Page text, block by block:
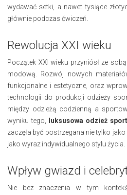
wydawać setki, a nawet tysiące
głównie podczas ćwiczeń.
Rewolucja XXI wieku
Początek XXI wieku przyniósł ze
modową. Rozwój nowych
funkcjonalne i estetyczne, oraz
technologii do produkcji odzieży
między odzieżą codzienną a
wyniku tego,
luksusowa odzież
zaczęła być postrzegana nie tylko
jako wyraz indywidualnego stylu życia.
Wpływ gwiazd i
Nie bez znaczenia w tym